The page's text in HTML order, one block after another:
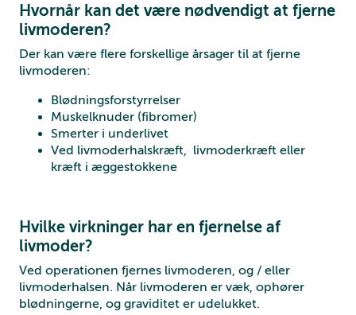
Hvornår kan det være nødvendigt at fjerne
livmoderen?
Der kan være flere forskellige årsager til at fjerne
livmoderen:
Blødningsforstyrrelser
Muskelknuder (fibromer)
Smerter i underlivet
Ved livmoderhalskræft, livmoderkræft eller
kræft i æggestokkene
Hvilke virkninger har en fjernelse af
livmoder?
Ved operationen fjernes livmoderen, og / eller
livmoderhalsen. Når livmoderen er væk, ophører
blødningerne, og graviditet er udelukket.